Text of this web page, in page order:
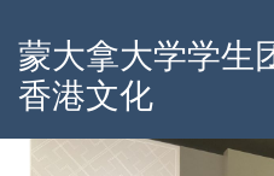
订阅中心
我们的社
蒙大拿大学学生
香港文化